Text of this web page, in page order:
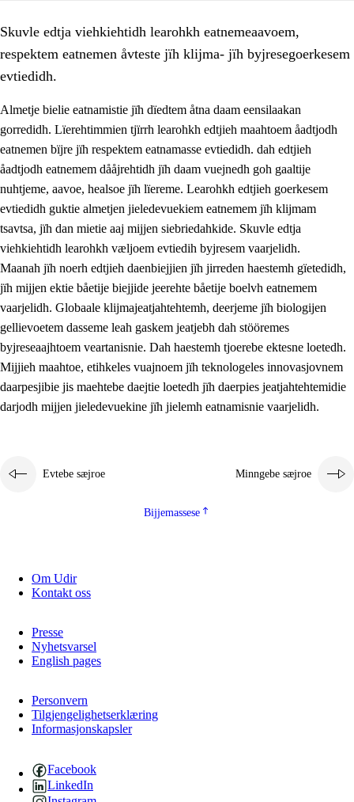
1. Lïerehtimmien aarvoevåarome
1.1 Almetjeaarvoe
1.2 Identiteete jïh kulturellen gellievoete
1.3 Laejhtehks ussjedimmie jïh etihkeles vuajnoe
1.4
Skaepiedimmievoeteaavoe, eadtjohkevoete jïh
goerehtimmievæljoe
Eatnemem krööhkestidh jïh byjresegoerkesevoete
1.6 Demokratije jïh meatanårrome
Skuvle edtja viehkiehtidh learohkh eatnemeaavoem,
respektem eatnemen åvteste jïh klijma- jïh byjresegoerkesem
evtiedidh.
Almetje bielie eatnamistie jïh dïedtem åtna daam eensilaakan
gorredidh. Lïerehtimmien tjïrrh learohkh edtjieh maahtoem åadtjodh
eatnemen bïjre jïh respektem eatnamasse evtiedidh. dah edtjieh
åadtjodh eatnemem dååjrehtidh jïh daam vuejnedh goh gaaltije
nuhtjeme, aavoe, healsoe jïh lïereme. Learohkh edtjieh goerkesem
evtiedidh guktie almetjen jieledevuekiem eatnemem jïh klijmam
tsavtsa, jïh dan mietie aaj mijjen siebriedahkide. Skuvle edtja
viehkiehtidh learohkh væljoem evtiedih byjresem vaarjelidh.
Maanah jïh noerh edtjieh daenbiejjien jïh jirreden haestemh gïetedidh,
jïh mijjen ektie båetije biejjide jeerehte båetije boelvh eatnemem
vaarjelidh. Globaale klijmajeatjahtehtemh, deerjeme jïh biologijen
gellievoetem dasseme leah gaskem jeatjebh dah stööremes
byjreseaajhtoem veartanisnie. Dah haestemh tjoerebe ektesne loetedh.
Mijjieh maahtoe, etihkeles vuajnoem jïh teknologeles innovasjovnem
daarpesjibie jis maehtebe daejtie loetedh jïh daerpies jeatjahtehtemidie
darjodh mijjen jieledevuekine jïh jielemh eatnamisnie vaarjelidh.
Evtebe sæjroe Minngebe sæjroe
Bijjemassese
Om Udir
Kontakt oss
Presse
Nyhetsvarsel
English pages
Personvern
Tilgjengelighetserklæring
Informasjonskapsler
Facebook
LinkedIn